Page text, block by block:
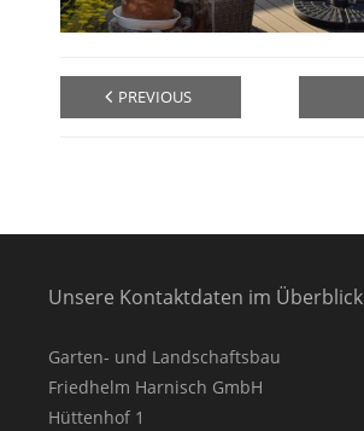
PREVIOUS
Unsere Kontaktdaten im Überblick
Garten- und Landschaftsbau
Friedhelm Harnisch GmbH
Hüttenhof 1